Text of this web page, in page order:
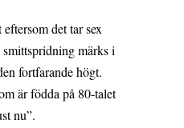
det tar sex
märks i
fortfarande högt.
är födda på 80-talet
nu”.